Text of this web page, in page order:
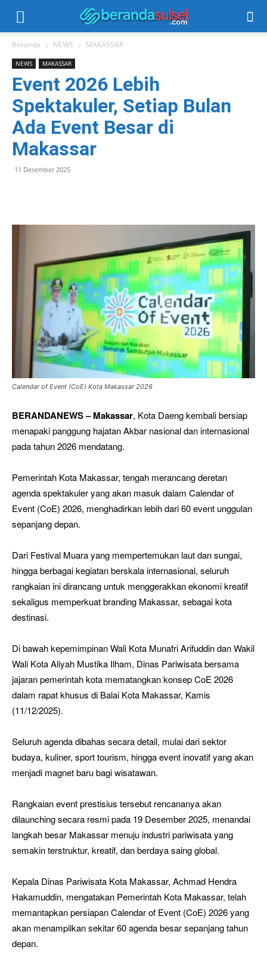
Beranda NEWS MAKASSAR
NEWS MAKASSAR
Event 2026 Lebih
Spektakuler, Setiap Bulan
Ada Event Besar di
Makassar
11 Desember 2025
Calendar of Event (CoE) Kota Makassar 2026
BERANDANEWS – Makassar, Kota Daeng kembali bersiap
menapaki panggung hajatan Akbar nasional dan internasional
pada tahun 2026 mendatang.
Pemerintah Kota Makassar, tengah merancang deretan
agenda spektakuler yang akan masuk dalam Calendar of
Event (CoE) 2026, menghadirkan lebih dari 60 event unggulan
sepanjang depan.
Dari Festival Muara yang mempertemukan laut dan sungai,
hingga berbagai kegiatan berskala internasional, seluruh
rangkaian ini dirancang untuk menggerakkan ekonomi kreatif
sekaligus memperkuat branding Makassar, sebagai kota
destinasi.
Di bawah kepemimpinan Wali Kota Munafri Arifuddin dan Wakil
Wali Kota Aliyah Mustika Ilham, Dinas Pariwisata bersama
jajaran pemerintah kota mematangkan konsep CoE 2026
dalam rapat khusus di Balai Kota Makassar, Kamis
(11/12/2025).
Seluruh agenda dibahas secara detail, mulai dari sektor
budaya, kuliner, sport tourism, hingga event inovatif yang akan
menjadi magnet baru bagi wisatawan.
Rangkaian event prestisius tersebut rencananya akan
dilaunching secara resmi pada 19 Desember 2025, menandai
langkah besar Makassar menuju industri pariwisata yang
semakin terstruktur, kreatif, dan berdaya saing global.
Kepala Dinas Pariwisata Kota Makassar, Achmad Hendra
Hakamuddin, mengatakan Pemerintah Kota Makassar, telah
memantapkan persiapan Calendar of Event (CoE) 2026 yang
akan menampilkan sekitar 60 agenda besar sepanjang tahun
depan.